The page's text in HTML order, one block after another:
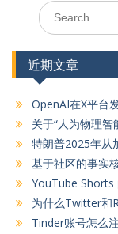
Search
for:
近期文章
OpenAI在X平台
关于“人为物理
特朗普2025年从
基于社区的事实
YouTube Shorts
为什么Twitter和
Tinder账号怎么